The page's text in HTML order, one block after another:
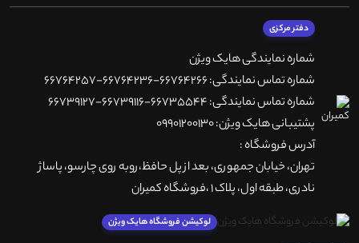
دفتر مرکزی
شماره نمایندگی هایک ویژن
شماره تماس نمایندگی: 66764266-66764236-66764257
شماره تماس نمایندگی: 66735544-66739116-66739127
پشتیبانی هایک ویژن: 09901200130
آدرس فروشگاه :
تهران، خيابان جمهوری، بعد از پل حافظ،روبه روی چارسو، پاساژ
نادری، طبقه اول، پلاک 1 ،فروشگاه کمیران
لوکیشن فروشگاه هایک ویژن